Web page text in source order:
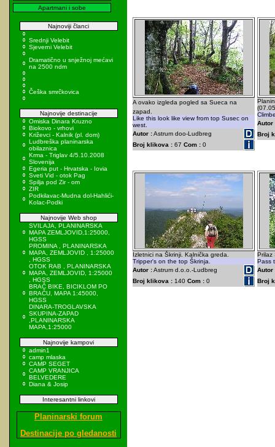
Apartmani i sobe
Najnoviji članci
Srednji Velebit
Sjeverni Velebit
Dramatično u snježnoj mećavi
na 2500 ndm
Češka smrčkovica
Najnovije destinacije
Omiska Dinara Kruzno
Biokovo - vrhovi
Križevci - Kalnik (pl. dom)
Ludbreška planinarska
obilaznica
Krma - Triglav 4/5.10.2008
Slovenija
Egeria put - Hrvatska - Iovia
Sveti Vid - otok Pag
Spilja pod Zir - om
ZIR
Podkilavac-Mudna dol-Hahlići-
Kolac-Podki
Najnovije Web shop
SVILAJA, PLANINARSKA
MAPA ZEMLJOVID,1:25000,
HGSS
PROMINA , PLANINARSKA
MAPA, ZEMLJOVID , 1:25000
, HGSS
OTOK RAB , PLANINARSKA
MAPA, ZEMLJOVID, 1:25000
, HGSS
BRAČ BIKE, BICIKLOM PO
BRAČU, MAPA 1:45000,
HGSS
DINARA-TROGLAVSKA
SKUPINA-ZAPAD
,PLANINARSKA
MAPA,1:25000
Najnovije kampovi
admin1
camp mlaska
CAMP SEGET
CAMP VRANJICA
BELVEDERE
Diana & Josip
Interesantni linkovi
Planinarski forum
Destinacije po gledanosti
A ovako izgleda pogled sa Sueca na
zapad.
Like this look like view from top Susec on
west.
Autor :Astrum doo-Ludbreg
Broj klikova : 67 Com : 0
Autor
Broj
Izletnici na Škrinji. Kalnička greda.
Tripper's on the top Škrinja.
Autor :Astrum d.o.o.-Ludbreg
Broj klikova : 140 Com : 0
Prilaz
Pass
Autor
Broj